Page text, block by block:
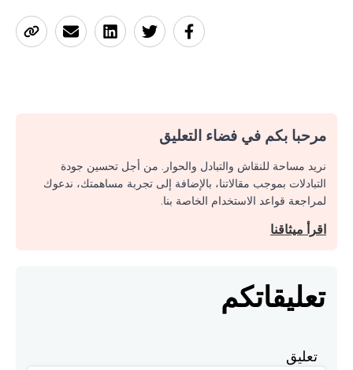
مرحبا بكم في فضاء التعليق
نريد مساحة للنقاش والتبادل والحوار. من أجل تحسين جودة
التبادلات بموجب مقالاتنا، بالإضافة إلى تجربة مساهمتك، ندعوك
لمراجعة قواعد الاستخدام الخاصة بنا.
اقرأ ميثاقنا
تعليقاتكم
تعليق